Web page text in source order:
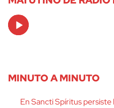
Audio
Player
MINUTO A MINUTO
En Sancti Spíritus persiste